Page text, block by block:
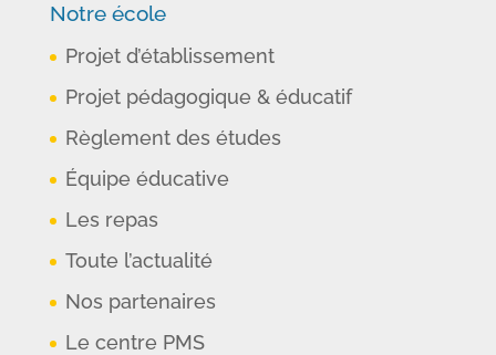
Notre école
Projet d’établissement
Projet pédagogique & éducatif
Règlement des études
Équipe éducative
Les repas
Toute l’actualité
Nos partenaires
Le centre PMS